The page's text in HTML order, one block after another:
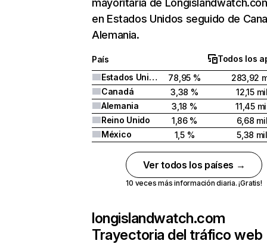
mayoritaria de
en Estados Unidos seguido de
Alemania.
País
Todos los
Estados Unidos
78,95 %
283,92
Canadá
3,38 %
12,15
Alemania
3,18 %
11,45
Reino Unido
1,86 %
6,68
México
1,5 % 5,38 mil
Ver todos los países →
10 veces más información diaria. ¡Gratis!
longislandwatch.com
Trayectoria del tráfico web